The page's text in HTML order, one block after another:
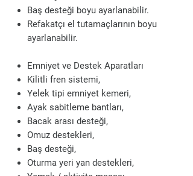
Baş desteği boyu ayarlanabilir.
Refakatçı el tutamaçlarının boyu
ayarlanabilir.
Emniyet ve Destek Aparatları
Kilitli fren sistemi,
Yelek tipi emniyet kemeri,
Ayak sabitleme bantları,
Bacak arası desteği,
Omuz destekleri,
Baş desteği,
Oturma yeri yan destekleri,